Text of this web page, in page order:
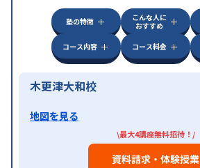
塾の特徴
こんな人に
おすすめ
コース内容
コース料金
木更津大和校
地図を見る
\最大4講座無料招待！/
資料請求・体験授業